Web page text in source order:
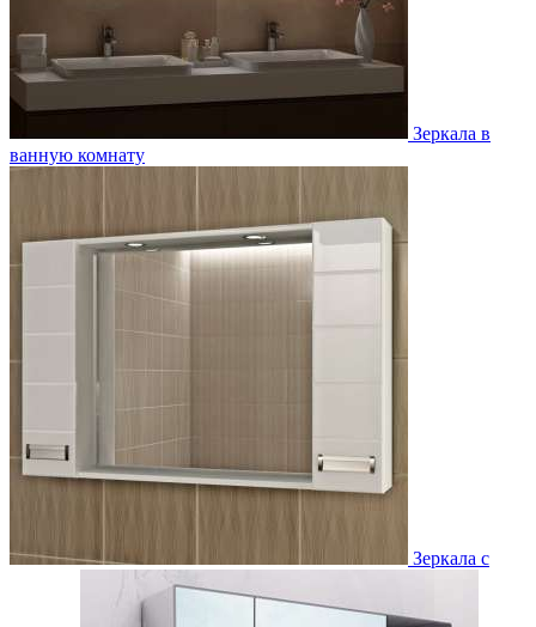
Зеркала в
ванную комнату
Зеркала с